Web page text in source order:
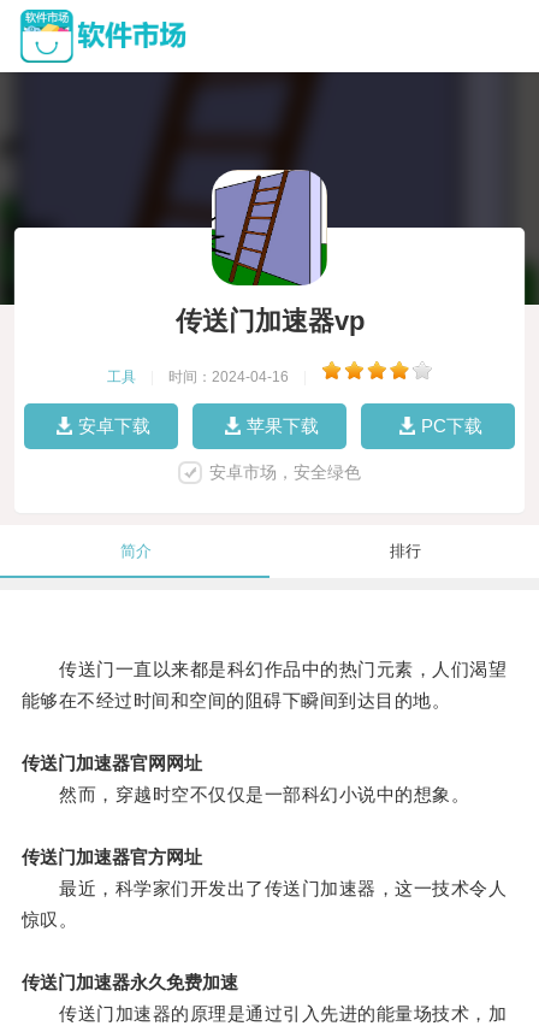
传送门加速器vp
工具 时间：2024-04-16
安卓下载 苹果下载 PC下载
安卓市场，安全绿色
简介 排行
传送门一直以来都是科幻作品中的热门元素，人们渴望
能够在不经过时间和空间的阻碍下瞬间到达目的地。
传送门加速器官网网址
然而，穿越时空不仅仅是一部科幻小说中的想象。
传送门加速器官方网址
最近，科学家们开发出了传送门加速器，这一技术令人
惊叹。
传送门加速器永久免费加速
传送门加速器的原理是通过引入先进的能量场技术，加